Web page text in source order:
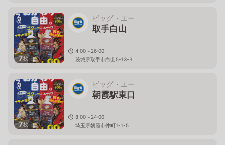
7枚
ビッグ・エー
取手白山
4:00～26:00
茨城県取手市白山5-13-3
7枚
ビッグ・エー
朝霞駅東口
8:00～24:00
埼玉県朝霞市仲町1-1-5